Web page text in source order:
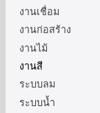
งานเชื่อม
งานก่อสร้าง
งานไม้
งานสี
ระบบลม
ระบบน้ำ